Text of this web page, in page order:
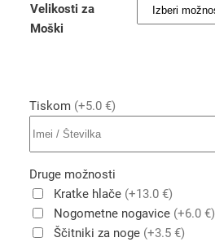
Velikosti za
Moški
Tiskom (+5.0 €)
Druge možnosti
Kratke hlače (+13.0 €)
Nogometne nogavice (+6.0 €)
Ščitniki za noge (+3.5 €)